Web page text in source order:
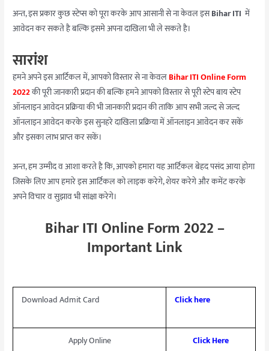
अन्त, इस प्रकार कुछ स्टेप्स को पूरा करके आप आसानी से ना केवल इसBihar ITI में
आवेदन कर सकते है बल्कि इसमे अपना दाखिला भी ले सकते है।
सारांश
हमने अपने इस आर्टिकल में, आपको विस्तार से ना केवलBihar ITI Online Form
2022की पूरी जानकारी प्रदान की बल्कि हमने आपको विस्तार से पूरी स्टेप बाय स्टेप
ऑनलाइन आवेदन प्रक्रिया की भी जानकारी प्रदान की ताकि आप सभी जल्द से जल्द
ऑनलाइन आवेदन करके इस सुनहरे दाखिला प्रक्रिया में ऑनलाइन आवेदन कर सकें
और इसका लाभ प्राप्त कर सकें।
अन्त, हम उम्मीद व आशा करते है कि, आपको हमारा यह आर्टिकल बेहद पसंद आया होगा
जिसके लिए आप हमारे इस आर्टिकल को लाइक करेगे, शेयर करेगे और कमेंट करके
अपने विचार व सुझाव भी सांक्षा करेगे।
Bihar ITI Online Form 2022 –
Important Link
Download Admit Card Click here
Apply Online Click Here